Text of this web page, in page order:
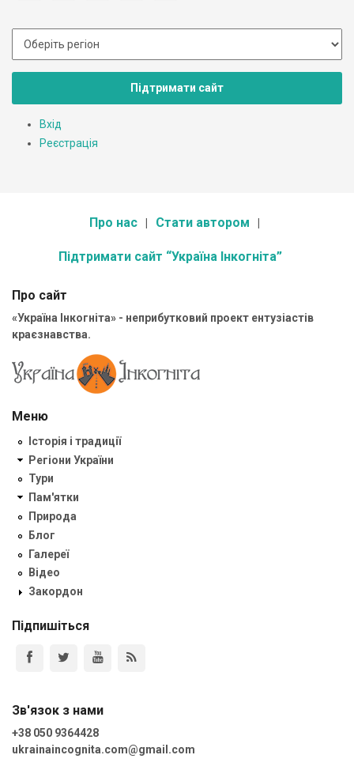
Підтримати сайт
Вхід
Реєстрація
Про нас Стати автором
Підтримати сайт “Україна Інкогніта”
Про сайт
«Україна Інкогніта» - неприбутковий проект ентузіастів
краєзнавства.
Меню
Історія і традиції
Регіони України
Тури
Пам'ятки
Природа
Блог
Галереї
Відео
Закордон
Підпишіться
Зв'язок з нами
+38 050 9364428
ukrainaincognita.com@gmail.com